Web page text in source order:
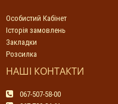
Особистий Кабінет
Історія замовлень
Закладки
Розсилка
НАШІ КОНТАКТИ
067-507-58-00